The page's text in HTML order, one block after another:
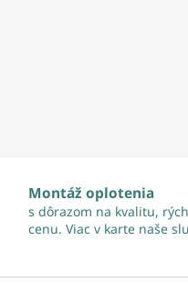
Montáž oplotenia
s dôrazom na kvalitu,
cenu. Viac v karte naše